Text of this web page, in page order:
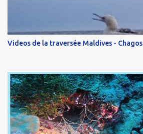
Videos de la traversée Maldives - Chagos